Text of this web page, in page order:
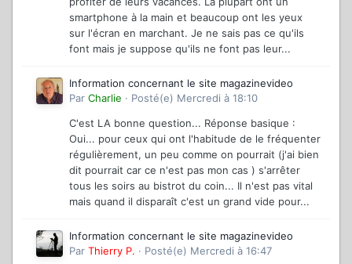
smartphone à la main et beaucoup ont les yeux
sur l'écran en marchant. Je ne sais pas ce qu'ils
font mais je suppose qu'ils ne font pas leur...
Information concernant le site magazinevideo
Par Charlie · Posté(e) Mercredi à 18:10
C'est LA bonne question... Réponse basique :
Oui... pour ceux qui ont l'habitude de le fréquenter
régulièrement, un peu comme on pourrait (j'ai bien
dit pourrait car ce n'est pas mon cas ) s'arrêter
tous les soirs au bistrot du coin... Il n'est pas vital
mais quand il disparaît c'est un grand vide pour...
Information concernant le site magazinevideo
Par Thierry P. · Posté(e) Mercredi à 16:47